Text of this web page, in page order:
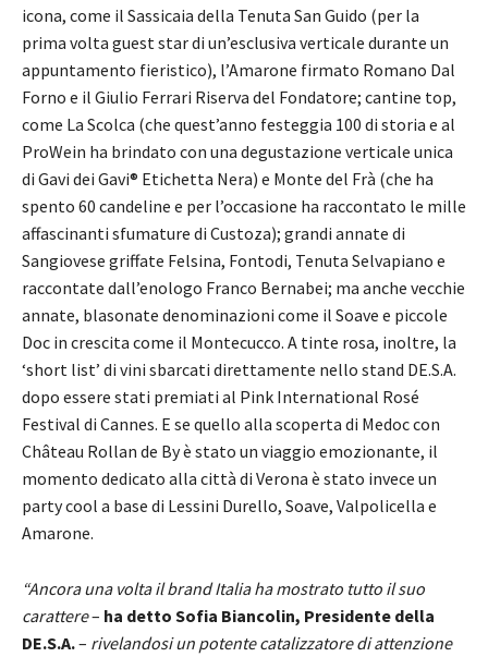
icona, come il Sassicaia della Tenuta San Guido (per la
prima volta guest star di un’esclusiva verticale durante un
appuntamento fieristico), l’Amarone firmato Romano Dal
Forno e il Giulio Ferrari Riserva del Fondatore; cantine top,
come La Scolca (che quest’anno festeggia 100 di storia e al
ProWein ha brindato con una degustazione verticale unica
di Gavi dei Gavi® Etichetta Nera) e Monte del Frà (che ha
spento 60 candeline e per l’occasione ha raccontato le mille
affascinanti sfumature di Custoza); grandi annate di
Sangiovese griffate Felsina, Fontodi, Tenuta Selvapiano e
raccontate dall’enologo Franco Bernabei; ma anche vecchie
annate, blasonate denominazioni come il Soave e piccole
Doc in crescita come il Montecucco. A tinte rosa, inoltre, la
‘short list’ di vini sbarcati direttamente nello stand DE.S.A.
dopo essere stati premiati al Pink International Rosé
Festival di Cannes. E se quello alla scoperta di Medoc con
Château Rollan de By è stato un viaggio emozionante, il
momento dedicato alla città di Verona è stato invece un
party cool a base di Lessini Durello, Soave, Valpolicella e
Amarone.
“Ancora una volta il brand Italia ha mostrato tutto il suo
carattere– ha detto Sofia Biancolin, Presidente della
DE.S.A.– rivelandosi un potente catalizzatore di attenzione